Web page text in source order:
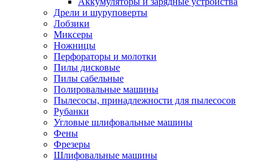
Дрели и шуруповерты
Лобзики
Миксеры
Ножницы
Перфораторы и молотки
Пилы дисковые
Пилы сабельные
Полировальные машины
Пылесосы, принадлежности для пылесосов
Рубанки
Угловые шлифовальные машины
Фены
Фрезеры
Шлифовальные машины